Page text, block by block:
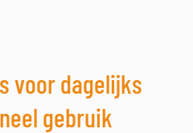
voor dagelijks
gebruik